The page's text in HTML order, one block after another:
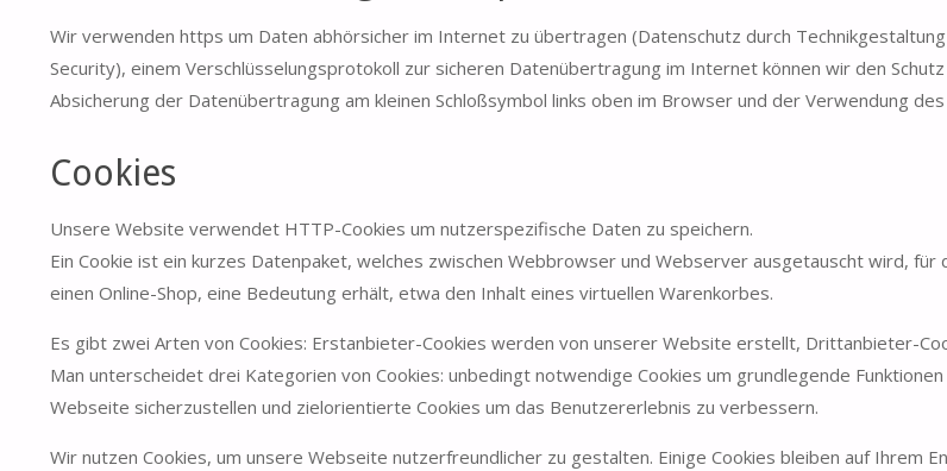
Wir verwenden https um Daten abhörsicher im Internet zu übertragen (Datenschutz durch Technikgestaltung
Security), einem Verschlüsselungsprotokoll zur sicheren Datenübertragung im Internet können wir den
Absicherung der Datenübertragung am kleinen Schloßsymbol links oben im Browser und der Verwendung
Cookies
Unsere Website verwendet HTTP-Cookies um nutzerspezifische Daten zu speichern.
Ein Cookie ist ein kurzes Datenpaket, welches zwischen Webbrowser und Webserver ausgetauscht wird,
einen Online-Shop, eine Bedeutung erhält, etwa den Inhalt eines virtuellen Warenkorbes.
Es gibt zwei Arten von Cookies: Erstanbieter-Cookies werden von unserer Website erstellt, Drittanbieter-
Man unterscheidet drei Kategorien von Cookies: unbedingt notwendige Cookies um grundlegende
Webseite sicherzustellen und zielorientierte Cookies um das Benutzererlebnis zu verbessern.
Wir nutzen Cookies, um unsere Webseite nutzerfreundlicher zu gestalten. Einige Cookies bleiben auf Ihrem